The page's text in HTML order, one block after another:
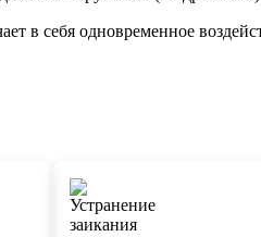
в себя одновременное